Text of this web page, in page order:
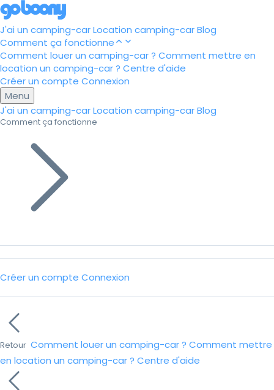
J'ai un camping-carLocation camping-carBlog
Comment ça fonctionne
Comment louer un camping-car ? Comment mettre en
location un camping-car ? Centre d'aide
Créer un compte Connexion
Menu
J'ai un camping-carLocation camping-carBlog
Comment ça fonctionne
Créer un compte Connexion
Retour Comment louer un camping-car ? Comment mettre
en location un camping-car ? Centre d'aide